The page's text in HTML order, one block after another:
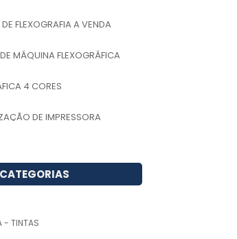
FLEXOGRAFIA A VENDA
MÁQUINA FLEXOGRÁFICA
4 CORES
DE IMPRESSORA
FLEXOGRÁFICA DUAS
- TINTAS